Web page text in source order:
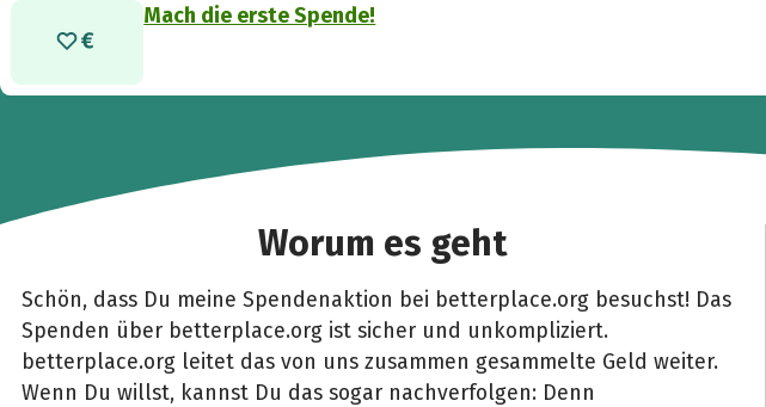
Mach die erste Spende!
Worum es geht
Schön, dass Du meine Spendenaktion bei betterplace.org besuchst! Das
Spenden über betterplace.org ist sicher und unkompliziert.
betterplace.org leitet das von uns zusammen gesammelte Geld weiter.
Wenn Du willst, kannst Du das sogar nachverfolgen: Denn